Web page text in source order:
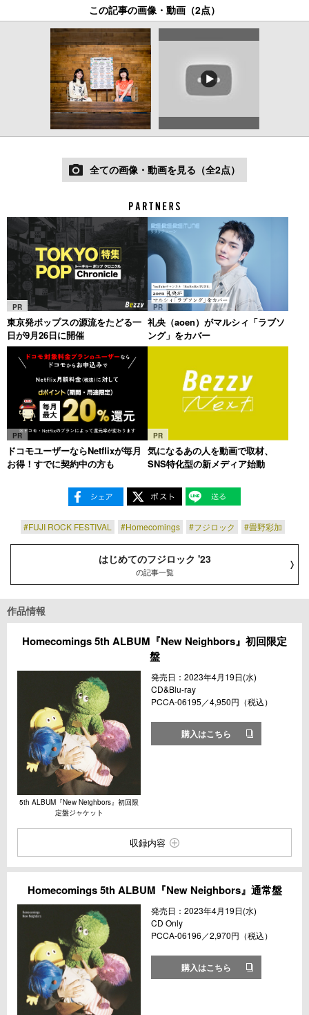
この記事の画像・動画（2点）
全ての画像・動画を見る（全2点）
PR
東京発ポップスの源流をたどる一
日が9月26日に開催
PR
礼央（aoen）がマルシィ「ラブソ
ング」をカバー
PR
ドコモユーザーならNetflixが毎月
お得！すでに契約中の方も
PR
気になるあの人を動画で取材、
SNS特化型の新メディア始動
#FUJI ROCK FESTIVAL #Homecomings #フジロック #畳野彩加
はじめてのフジロック '23
の記事一覧
作品情報
Homecomings 5th ALBUM『New Neighbors』初回限定
盤
5th ALBUM『New Neighbors』初回限
定盤ジャケット
発売日：2023年4月19日(水)
CD&Blu-ray
PCCA-06195／4,950円（税込）
購入はこちら
収録内容
Homecomings 5th ALBUM『New Neighbors』通常盤
発売日：2023年4月19日(水)
CD Only
PCCA-06196／2,970円（税込）
購入はこちら